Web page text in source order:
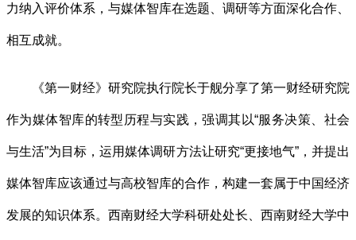
力纳入评价体系，与媒体智库在选题、调研等方面深化合作、
相互成就。
《第一财经》研究院执行院长于舰分享了第一财经研究院
作为媒体智库的转型历程与实践，强调其以“服务决策、社会
与生活”为目标，运用媒体调研方法让研究“更接地气”，并提出
媒体智库应该通过与高校智库的合作，构建一套属于中国经济
发展的知识体系。西南财经大学科研处处长、西南财经大学中